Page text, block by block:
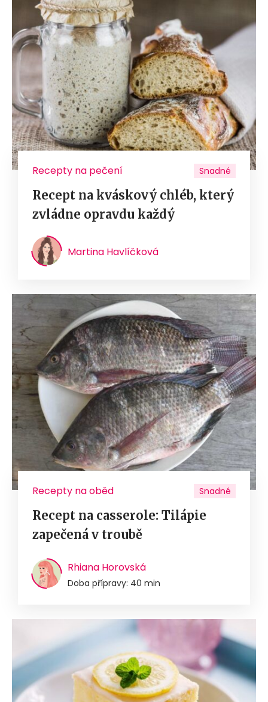
Recepty na pečení Snadné
Recept na kváskový chléb, který
zvládne opravdu každý
Martina Havlíčková
Recepty na oběd Snadné
Recept na casserole: Tilápie
zapečená v troubě
Rhiana Horovská
Doba přípravy: 40 min